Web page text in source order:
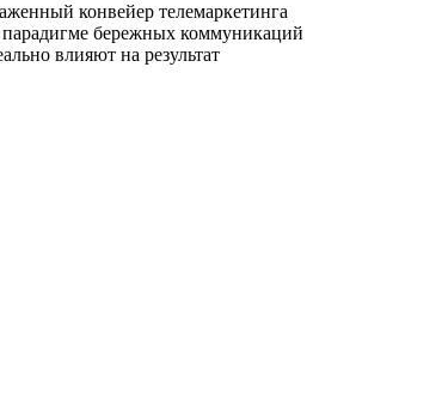
конвейер телемаркетинга
парадигме бережных коммуникаций
влияют на результат